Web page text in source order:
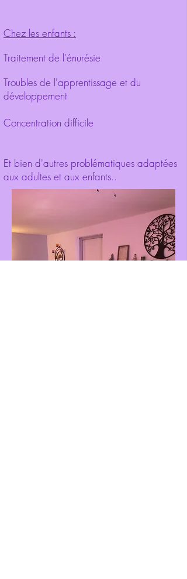
Chez les enfants :
Traitement de l'énurésie
Troubles de l'apprentissage et du
développement
Concentration difficile
Et bien d'autres problématiques adaptées
aux adultes et aux enfants..